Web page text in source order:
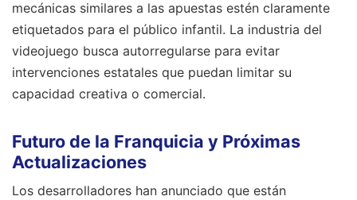
mecánicas similares a las apuestas estén claramente
etiquetados para el público infantil. La industria del
videojuego busca autorregularse para evitar
intervenciones estatales que puedan limitar su
capacidad creativa o comercial.
Futuro de la Franquicia y Próximas
Actualizaciones
Los desarrolladores han anunciado que están